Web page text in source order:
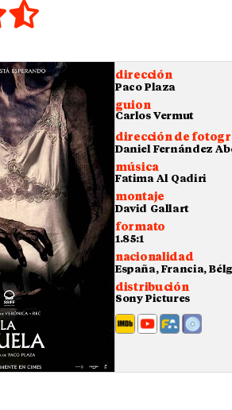
dirección
Paco Plaza
guion
Carlos Vermut
dirección de
Daniel Fernández
música
Fatima Al Qadiri
montaje
David Gallart
formato
1.85:1
nacionalidad
España, Francia,
distribución
Sony Pictures